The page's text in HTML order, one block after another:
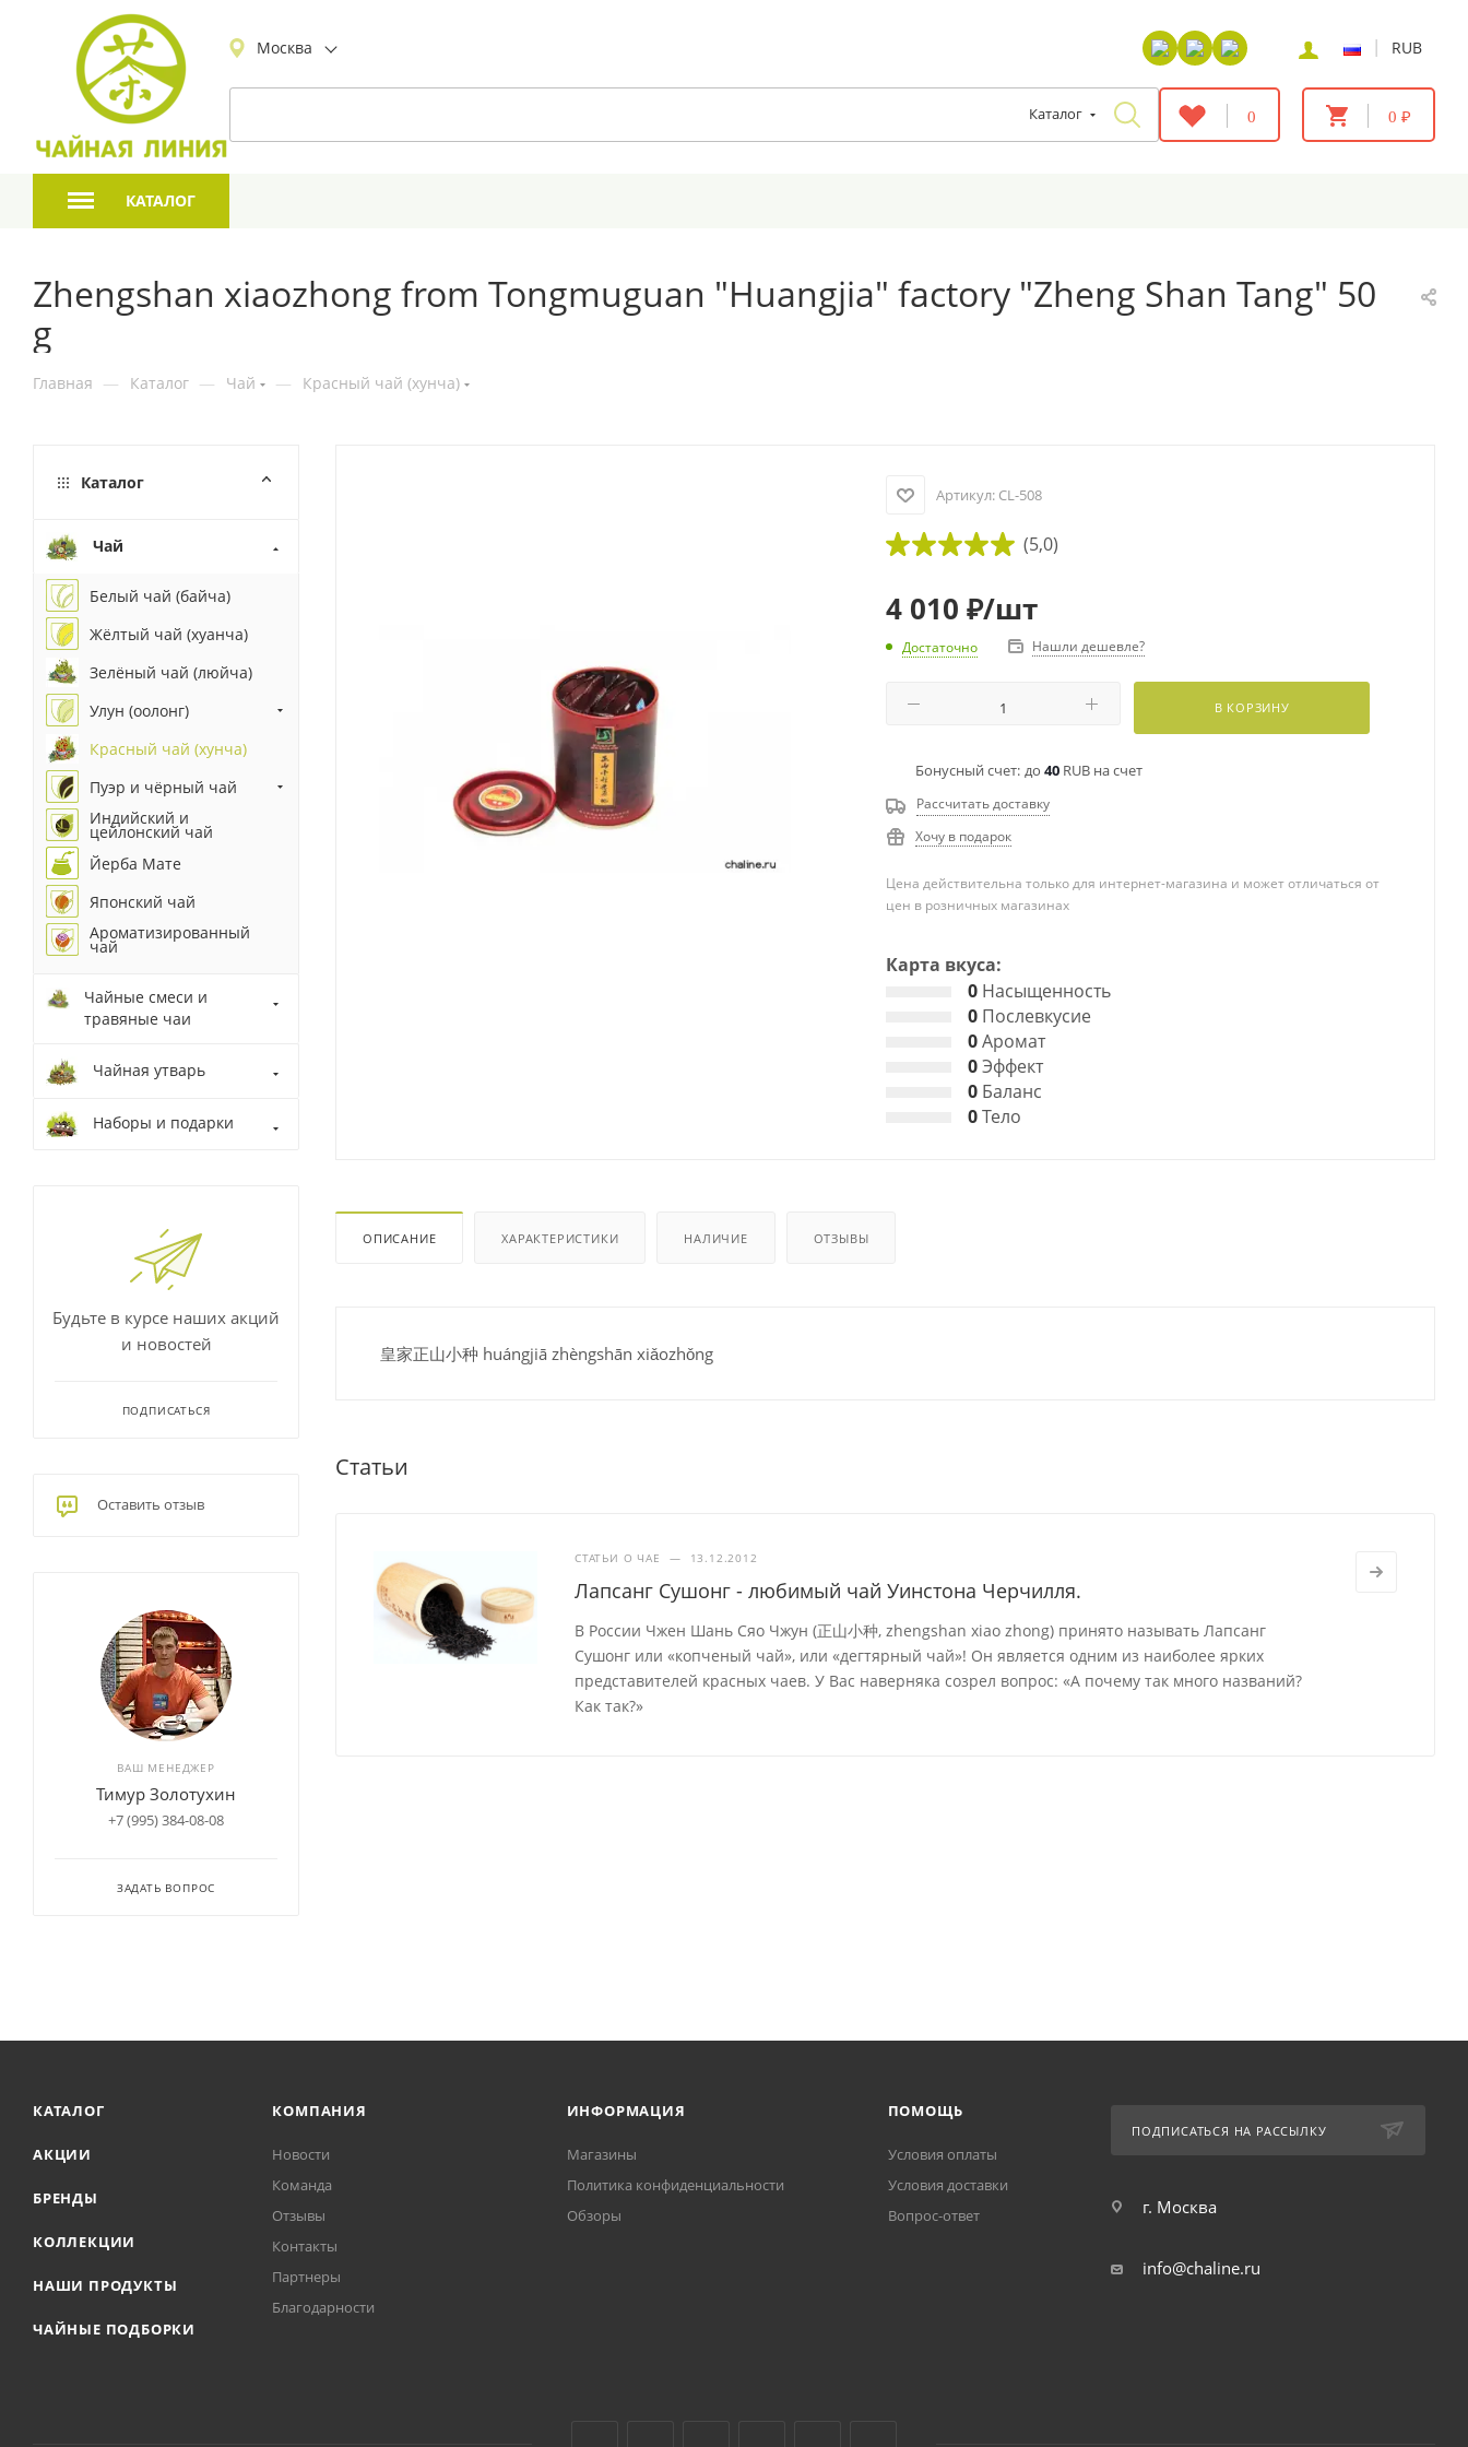
Москва | RUB
Каталог 0 0 ₽
КАТАЛОГ
Zhengshan xiaozhong from Tongmuguan "Huangjia" factory "Zheng Shan Tang" 50
g
Главная — Каталог — Чай — Красный чай (хунча)
Артикул: CL-508
(5,0)
4 010 ₽/шт
Достаточно Нашли дешевле?
В КОРЗИНУ
Бонусный счет: до 40RUB на счет
Рассчитать доставку
Хочу в подарок
Цена действительна только для интернет-магазина и может отличаться от
цен в розничных магазинах
Карта вкуса:
0Насыщенность
0Послевкусие
0Аромат
0Эффект
0Баланс
0Тело
ОПИСАНИЕ ХАРАКТЕРИСТИКИ НАЛИЧИЕ ОТЗЫВЫ
皇家正山小种 huángjiā zhèngshān xiǎozhǒng
Статьи
СТАТЬИ О ЧАЕ — 13.12.2012
Лапсанг Сушонг - любимый чай Уинстона Черчилля.
В России Чжен Шань Сяо Чжун (正山小种, zhengshan xiao zhong) принято называть Лапсанг
Сушонг или «копченый чай», или «дегтярный чай»! Он является одним из наиболее ярких
представителей красных чаев. У Вас наверняка созрел вопрос: «А почему так много названий?
Как так?»
Каталог
Чай
Белый чай (байча)
Жёлтый чай (хуанча)
Зелёный чай (люйча)
Улун (оолонг)
Красный чай (хунча)
Пуэр и чёрный чай
Индийский и
цейлонский чай
Йерба Мате
Японский чай
Ароматизированный
чай
Чайные смеси и
травяные чаи
Чайная утварь
Наборы и подарки
Будьте в курсе наших акций
и новостей
ПОДПИСАТЬСЯ
Оставить отзыв
ВАШ МЕНЕДЖЕР
Тимур Золотухин
+7 (995) 384-08-08
ЗАДАТЬ ВОПРОС
КАТАЛОГ
АКЦИИ
БРЕНДЫ
КОЛЛЕКЦИИ
НАШИ ПРОДУКТЫ
ЧАЙНЫЕ ПОДБОРКИ
КОМПАНИЯ
Новости
Команда
Отзывы
Контакты
Партнеры
Благодарности
ИНФОРМАЦИЯ
Магазины
Политика конфиденциальности
Обзоры
ПОМОЩЬ
Условия оплаты
Условия доставки
Вопрос-ответ
ПОДПИСАТЬСЯ НА РАССЫЛКУ
г. Москва
info@chaline.ru